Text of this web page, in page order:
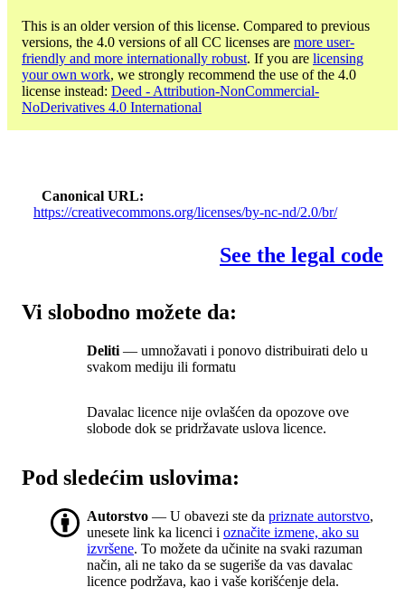
This is an older version of this license. Compared to previous
versions, the 4.0 versions of all CC licenses are more user-
friendly and more internationally robust. If you are licensing
your own work, we strongly recommend the use of the 4.0
license instead: Deed - Attribution-NonCommercial-
NoDerivatives 4.0 International
Canonical URL
https://creativecommons.org/licenses/by-nc-nd/2.0/br/
See the legal code
Vi slobodno možete da:
Deliti — umnožavati i ponovo distribuirati delo u
svakom mediju ili formatu
Davalac licence nije ovlašćen da opozove ove
slobode dok se pridržavate uslova licence.
Pod sledećim uslovima:
Autorstvo — U obavezi ste da priznate autorstvo,
unesete link ka licenci i označite izmene, ako su
izvršene. To možete da učinite na svaki razuman
način, ali ne tako da se sugeriše da vas davalac
licence podržava, kao i vaše korišćenje dela.